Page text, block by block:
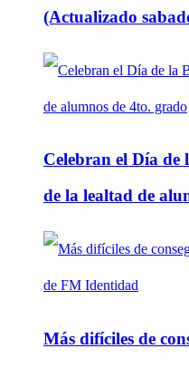
(Actualizado
Celebran el Día de
de la lealtad de
Más difíciles de